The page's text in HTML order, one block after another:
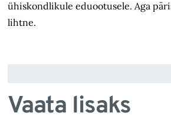
ühiskondlikule eduootusele. Aga
lihtne.
Vaata lisaks